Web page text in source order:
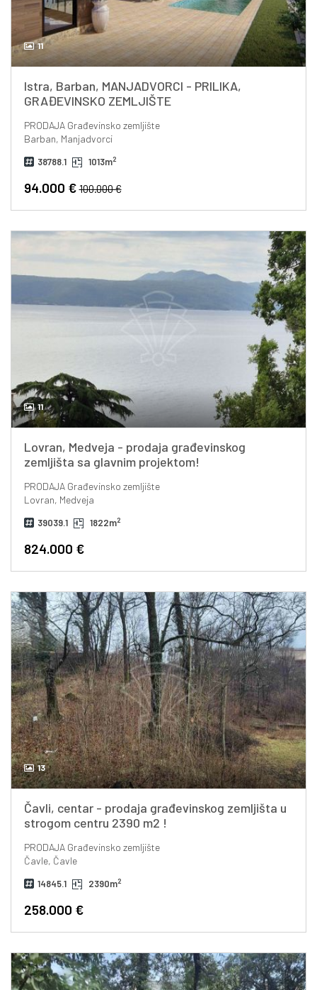
11
Istra, Barban, MANJADVORCI - PRILIKA,
GRAĐEVINSKO ZEMLJIŠTE
PRODAJAGrađevinsko zemljište
Barban, Manjadvorci
38788.1 1013m2
94.000 €100.000 €
11
Lovran, Medveja - prodaja građevinskog
zemljišta sa glavnim projektom!
PRODAJAGrađevinsko zemljište
Lovran, Medveja
39039.1 1822m2
824.000 €
13
Čavli, centar - prodaja građevinskog zemljišta u
strogom centru 2390 m2 !
PRODAJAGrađevinsko zemljište
Čavle, Čavle
14845.1 2390m2
258.000 €